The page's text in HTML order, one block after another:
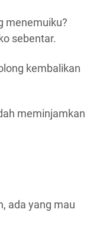
menemuiku?
sebentar.
kembalikan
meminjamkan
ada yang mau